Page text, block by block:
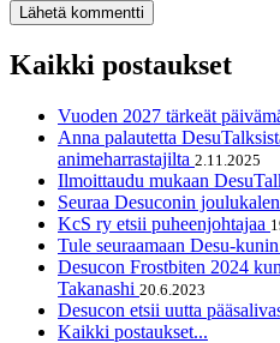
Kaikki postaukset
Vuoden 2027 tärkeät
Anna palautetta
animeharrastajilta 2.11.2025
Ilmoittaudu mukaan
Seuraa Desuconin
KcS ry etsii puheenjohtajaa
Tule seuraamaan Desu-
Desucon Frostbiten 2024
Takanashi 20.6.2023
Desucon etsii uutta
Kaikki postaukset...